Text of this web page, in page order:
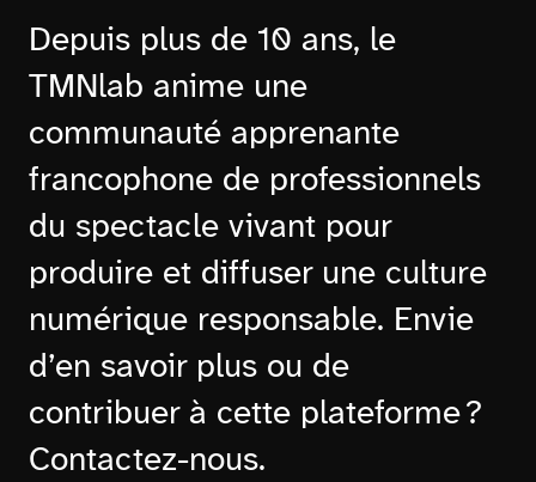
Depuis plus de 10 ans, le
TMNlab anime une
communauté apprenante
francophone de professionnels
du spectacle vivant pour
produire et diffuser une culture
numérique responsable. Envie
d’en savoir plus ou de
contribuer à cette plateforme ?
Contactez-nous.